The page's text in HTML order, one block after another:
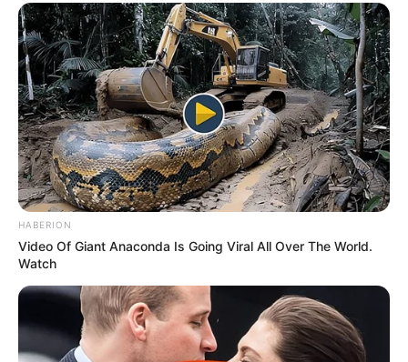
HABERION
Video Of Giant Anaconda Is Going Viral All Over The World.
Watch